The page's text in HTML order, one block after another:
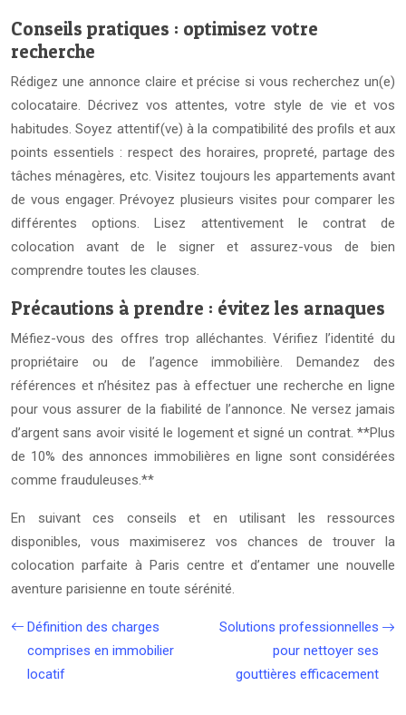
Conseils pratiques : optimisez votre
recherche
Rédigez une annonce claire et précise si vous recherchez un(e)
colocataire. Décrivez vos attentes, votre style de vie et vos
habitudes. Soyez attentif(ve) à la compatibilité des profils et aux
points essentiels : respect des horaires, propreté, partage des
tâches ménagères, etc. Visitez toujours les appartements avant
de vous engager. Prévoyez plusieurs visites pour comparer les
différentes options. Lisez attentivement le contrat de
colocation avant de le signer et assurez-vous de bien
comprendre toutes les clauses.
Précautions à prendre : évitez les arnaques
Méfiez-vous des offres trop alléchantes. Vérifiez l’identité du
propriétaire ou de l’agence immobilière. Demandez des
références et n’hésitez pas à effectuer une recherche en ligne
pour vous assurer de la fiabilité de l’annonce. Ne versez jamais
d’argent sans avoir visité le logement et signé un contrat. **Plus
de 10% des annonces immobilières en ligne sont considérées
comme frauduleuses.**
En suivant ces conseils et en utilisant les ressources
disponibles, vous maximiserez vos chances de trouver la
colocation parfaite à Paris centre et d’entamer une nouvelle
aventure parisienne en toute sérénité.
Définition des charges
comprises en immobilier
locatif
Solutions professionnelles
pour nettoyer ses
gouttières efficacement